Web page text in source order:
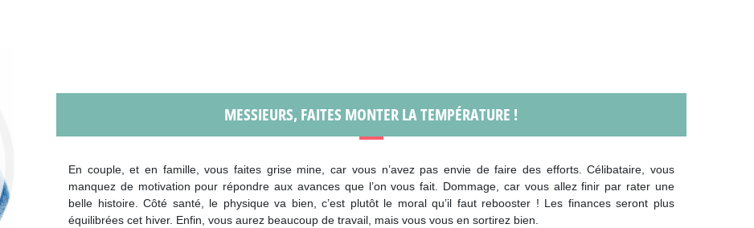
MESSIEURS, FAITES MONTER LA TEMPÉRATURE !
En couple, et en famille, vous faites grise mine, car vous n’avez pas envie de faire des efforts. Célibataire, vous
manquez de motivation pour répondre aux avances que l’on vous fait. Dommage, car vous allez finir par rater une
belle histoire. Côté santé, le physique va bien, c’est plutôt le moral qu’il faut rebooster ! Les finances seront plus
équilibrées cet hiver. Enfin, vous aurez beaucoup de travail, mais vous vous en sortirez bien.